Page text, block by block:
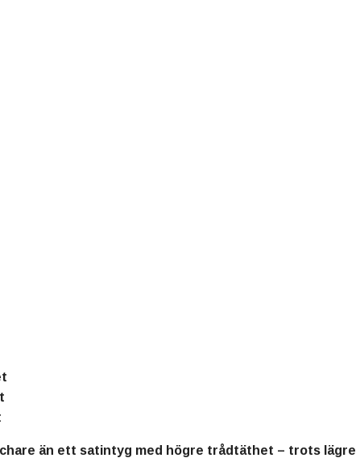
än ett satintyg med högre trådtäthet – trots lägre